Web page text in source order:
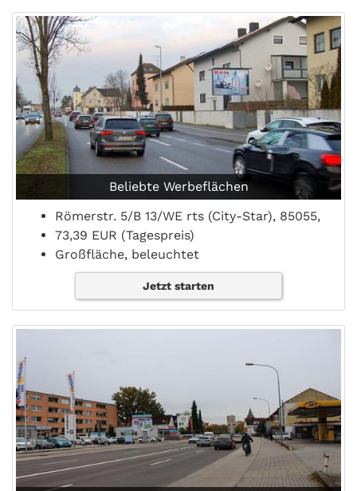
Beliebte Werbeflächen
Römerstr. 5/B 13/WE rts (City-Star), 85055,
73,39 EUR (Tagespreis)
Großfläche, beleuchtet
Jetzt starten